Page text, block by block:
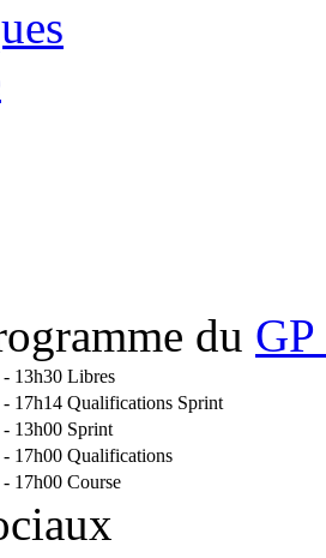
du
- 13h30 Libres
- 17h14 Qualifications Sprint
- 13h00 Sprint
- 17h00 Qualifications
- 17h00 Course